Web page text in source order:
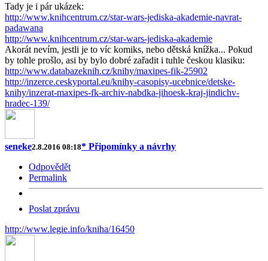
Tady je i pár ukázek:
http://www.knihcentrum.cz/star-wars-jediska-akademie-navrat-
padawana
http://www.knihcentrum.cz/star-wars-jediska-akademie
Akorát nevím, jestli je to víc komiks, nebo dětská knížka... Pokud
by tohle prošlo, asi by bylo dobré zařadit i tuhle českou klasiku:
http://www.databazeknih.cz/knihy/maxipes-fik-25902
http://inzerce.ceskyportal.eu/knihy-casopisy-ucebnice/detske-
knihy/inzerat-maxipes-fk-archiv-nabdka-jihoesk-kraj-jindichv-
hradec-139/
seneke2.8.2016 08:18* Připomínky a návrhy
Odpovědět
Permalink
Poslat zprávu
http://www.legie.info/kniha/16450